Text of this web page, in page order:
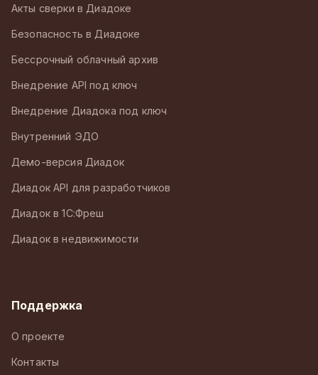
Акты сверки в Диадоке
Безопасность в Диадоке
Бессрочный облачный архив
Внедрение API под ключ
Внедрение Диадока под ключ
Внутренний ЭДО
Демо-версия Диадок
Диадок API для разработчиков
Диадок в 1С:Фреш
Диадок в недвижимости
Поддержка
О проекте
Контакты